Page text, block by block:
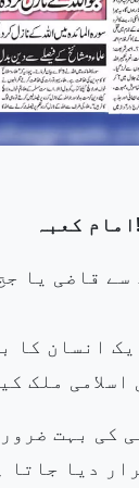
کعبہ
قاضی یا
انسان کا
ملک
کی بہت
دیا جاتا